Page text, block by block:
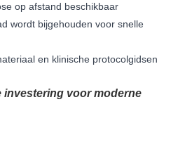
op afstand beschikbaar
wordt bijgehouden voor snelle
en klinische protocolgidsen
investering voor moderne